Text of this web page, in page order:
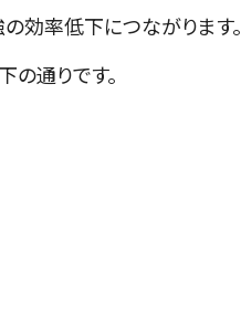
効率低下につながります。
通りです。